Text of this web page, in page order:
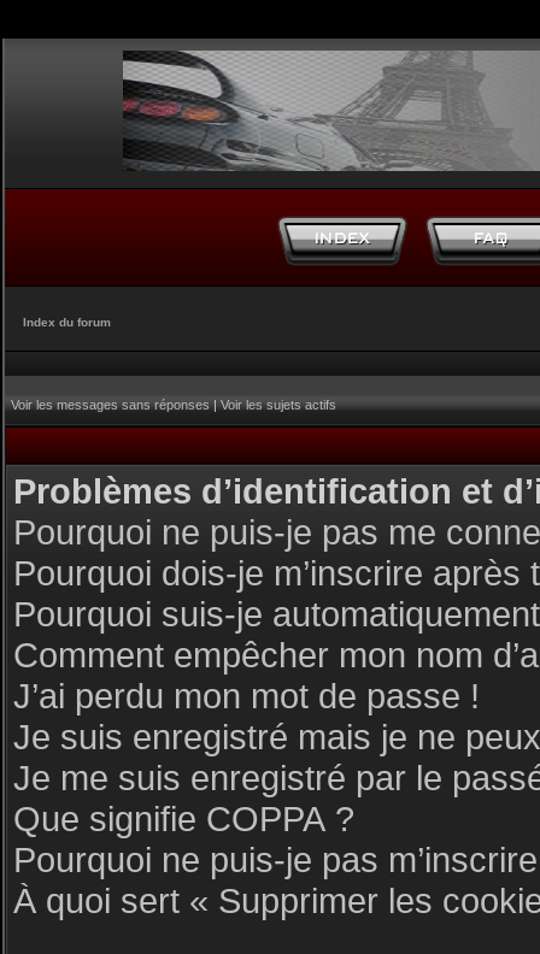
Index du forum
Voir les messages sans réponses|Voir les sujets actifs
Problèmes d’identification et
Pourquoi ne puis-je pas me
Pourquoi dois-je m’inscrire après
Pourquoi suis-je
Comment empêcher mon nom
J’ai perdu mon mot de passe !
Je suis enregistré mais je ne
Je me suis enregistré par le
Que signifie COPPA ?
Pourquoi ne puis-je pas
À quoi sert « Supprimer les